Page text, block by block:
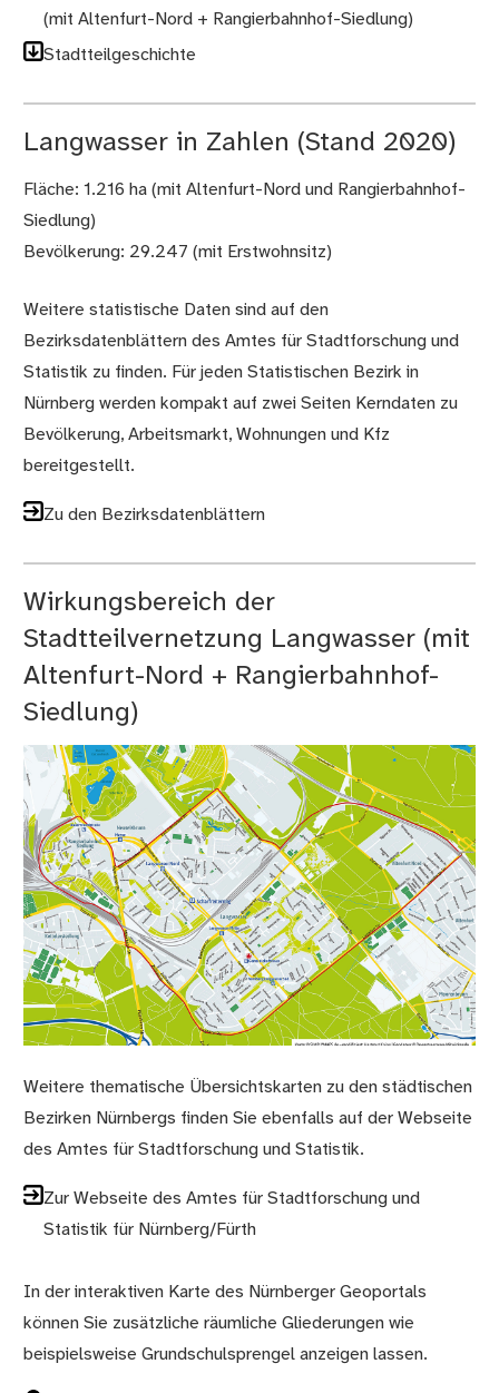
(mit Altenfurt-Nord + Rangierbahnhof-Siedlung)
Stadtteilgeschichte
Langwasser in Zahlen (Stand 2020)
Fläche: 1.216 ha (mit Altenfurt-Nord und Rangierbahnhof-
Siedlung)
Bevölkerung: 29.247 (mit Erstwohnsitz)
Weitere statistische Daten sind auf den
Bezirksdatenblättern des Amtes für Stadtforschung und
Statistik zu finden. Für jeden Statistischen Bezirk in
Nürnberg werden kompakt auf zwei Seiten Kerndaten zu
Bevölkerung, Arbeitsmarkt, Wohnungen und Kfz
bereitgestellt.
Zu den Bezirksdatenblättern
Wirkungsbereich der
Stadtteilvernetzung Langwasser (mit
Altenfurt-Nord + Rangierbahnhof-
Siedlung)
Weitere thematische Übersichtskarten zu den städtischen
Bezirken Nürnbergs finden Sie ebenfalls auf der Webseite
des Amtes für Stadtforschung und Statistik.
Zur Webseite des Amtes für Stadtforschung und
Statistik für Nürnberg/Fürth
In der interaktiven Karte des Nürnberger Geoportals
können Sie zusätzliche räumliche Gliederungen wie
beispielsweise Grundschulsprengel anzeigen lassen.